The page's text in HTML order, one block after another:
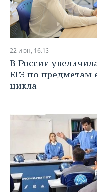
22 июн, 16:13
В России
ЕГЭ по предметам
цикла